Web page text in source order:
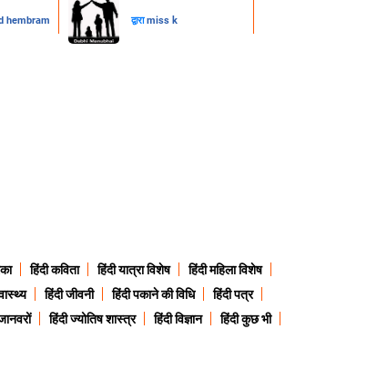
hembram द्वाराmiss k
हिंदी कविता हिंदी यात्रा विशेष
हिंदी महिला विशेष
हिंदी जीवनी हिंदी पकाने की विधि
हिंदी पत्र
हिंदी ज्योतिष शास्त्र हिंदी विज्ञान
हिंदी कुछ भी